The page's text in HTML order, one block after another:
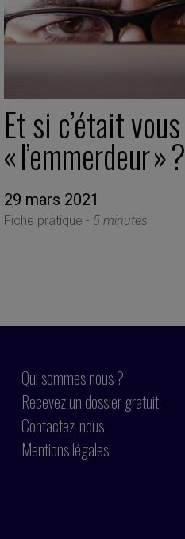
Et si c’était vous
« l’emmerdeur » ?
29 mars 2021
Fiche pratique - 5 minutes
Qui sommes nous ?
Recevez un dossier gratuit
Contactez-nous
Mentions légales